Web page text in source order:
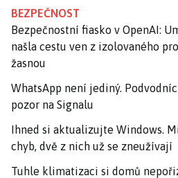
BEZPEČNOST
Bezpečnostní fiasko v OpenAI:
našla cestu ven z izolovaného
žasnou
WhatsApp není jediný.
pozor na Signalu
Ihned si aktualizujte Windows.
chyb, dvě z nich už se zneužívají
Tuhle klimatizaci si domů